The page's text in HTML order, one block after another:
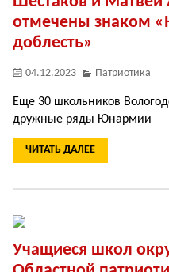
отмечены знаком
доблесть»
04.12.2023 Патриотика
Еще 30 школьников
дружные ряды Юнармии
ЧИТАТЬ ДАЛЕЕ
Учащиеся школ